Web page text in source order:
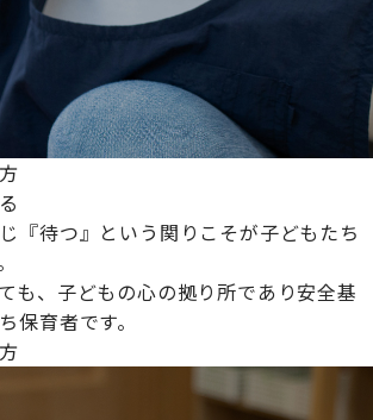
『待つ』という関りこそが子どもたち
も、子どもの心の拠り所であり安全基
保育者です。